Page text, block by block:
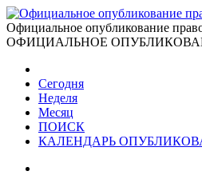
Официальное опубликование
ОФИЦИАЛЬНОЕ
Сегодня
Неделя
Месяц
ПОИСК
КАЛЕНДАРЬ